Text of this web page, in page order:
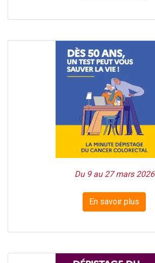
Du 9 au 27 mars 2026
En savoir plus